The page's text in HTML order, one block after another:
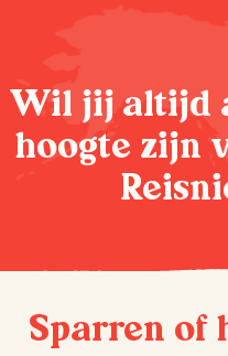
Wil jij altijd
hoogte zijn
Sparren of